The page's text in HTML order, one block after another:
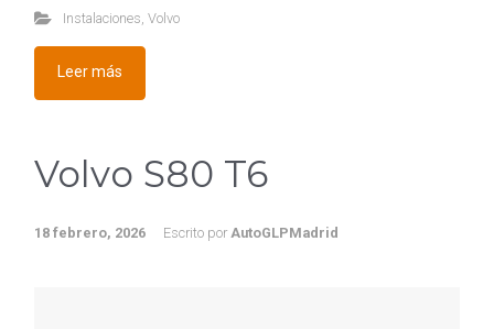
Instalaciones Volvo
Leer más
Volvo S80 T6
18 febrero, 2026 Escrito por AutoGLPMadrid